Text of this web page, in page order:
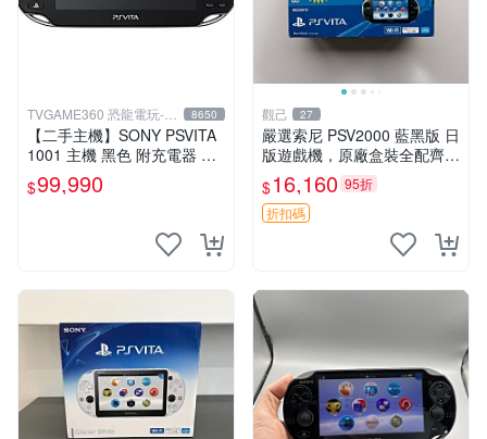
TVGAME360 恐龍電玩-台
中店
8650
【二手主機】SONY PSVITA
1001 主機 黑色 附充電器 US
B傳輸線 PS VITA PSV【台中
恐龍電玩】
$99,990
觀己 27
嚴選索尼 PSV2000 藍黑版 日
版遊戲機，原廠盒裝全配齊，
近乎全新狀態，中古精品值得
收藏 PSV2000 日版 游戲機
紅包裝
$16,160 95折
折扣碼